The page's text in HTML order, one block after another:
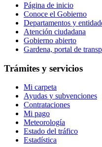
Página de inicio
Conoce el Gobierno
Departamentos y
Atención ciudadana
Gobierno abierto
Gardena, portal de
Trámites y servicios
Mi carpeta
Ayudas y subvenciones
Contrataciones
Mi pago
Meteorología
Estado del tráfico
Estadística